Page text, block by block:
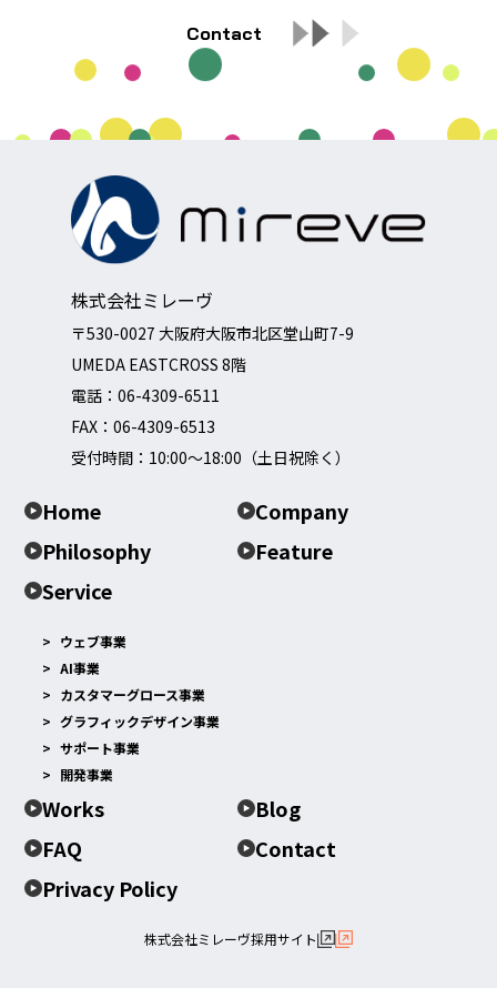
Contact
株式会社ミレーヴ
〒530-0027 大阪府大阪市北区堂山町7-9
UMEDA EASTCROSS 8階
電話： 06-4309-6511
FAX：06-4309-6513
受付時間：10:00～18:00（土日祝除く）
Home
Company
Philosophy
Feature
Service
ウェブ事業
AI事業
カスタマーグロース事業
グラフィックデザイン事業
サポート事業
開発事業
Works
Blog
FAQ
Contact
Privacy Policy
株式会社ミレーヴ採用サイト